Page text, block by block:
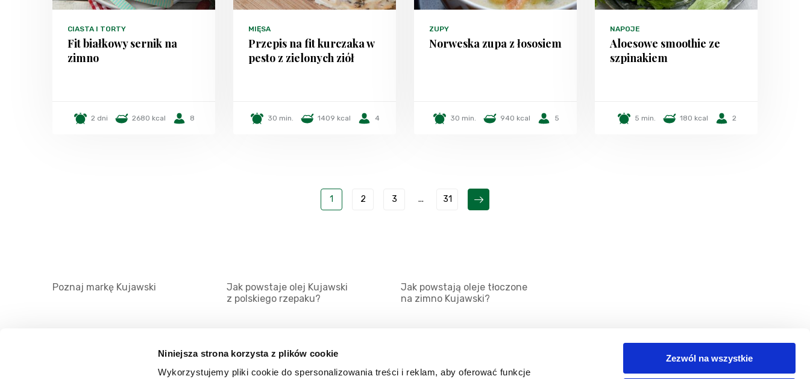
Niniejsza strona korzysta z plików cookie
Wykorzystujemy pliki cookie do spersonalizowania treści i reklam, aby oferować funkcje
Zezwól na wszystkie
CIASTA I TORTY
Fit białkowy sernik na
zimno
2 dni 2680 kcal 8
MIĘSA
Przepis na fit kurczaka w
pesto z zielonych ziół
30 min. 1409 kcal 4
ZUPY
Norweska zupa z łososiem
30 min. 940 kcal 5
NAPOJE
Aloesowe smoothie ze
szpinakiem
5 min. 180 kcal 2
1 2 3 ... 31
Poznaj markę Kujawski
Jak powstaje olej Kujawski
z polskiego rzepaku?
Jak powstają oleje tłoczone
na zimno Kujawski?